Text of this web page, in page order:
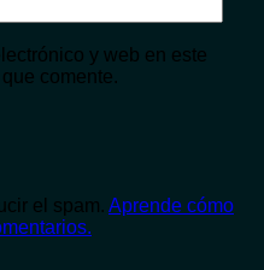
y web en este
comente.
el spam. Aprende cómo